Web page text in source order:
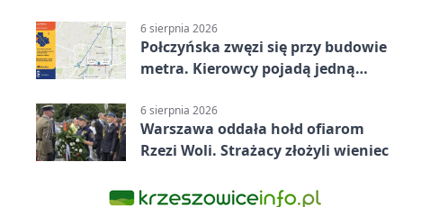
6 sierpnia 2026
Połczyńska zwęzi się przy budowie
metra. Kierowcy pojadą jedną
6 sierpnia 2026
Warszawa oddała hołd ofiarom
Rzezi Woli. Strażacy złożyli wieniec